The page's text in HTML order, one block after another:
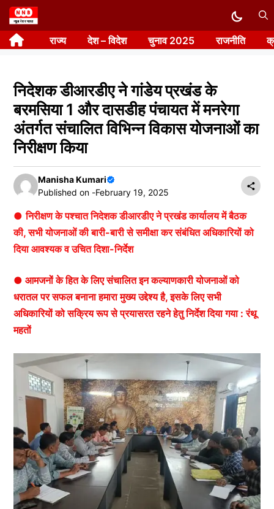
Skip
to
content राज्य देश – विदेश चुनाव 2025 राजनीति
निदेशक डीआरडीए ने गांडेय प्रखंड के
बरमसिया 1 और दासडीह पंचायत में मनरेगा
अंतर्गत संचालित विभिन्न विकास योजनाओं का
निरीक्षण किया
Manisha Kumari
Published on -February 19, 2025
●निरीक्षण के पश्चात निदेशक डीआरडीए ने प्रखंड कार्यालय में बैठक
की, सभी योजनाओं की बारी-बारी से समीक्षा कर संबंधित अधिकारियों को
दिया आवश्यक व उचित दिशा-निर्देश
● आमजनों के हित के लिए संचालित इन कल्याणकारी योजनाओं को
धरातल पर सफल बनाना हमारा मुख्य उद्देश्य है, इसके लिए सभी
अधिकारियों को सक्रिय रूप से प्रयासरत रहने हेतु निर्देश दिया गया : रंथू
महतों